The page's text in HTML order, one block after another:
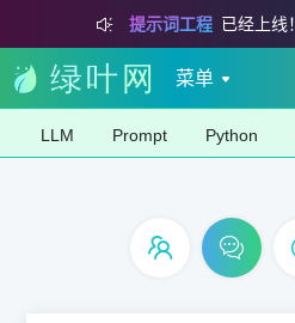
提示词工程 已经上线！
菜单
LLM Prompt Python